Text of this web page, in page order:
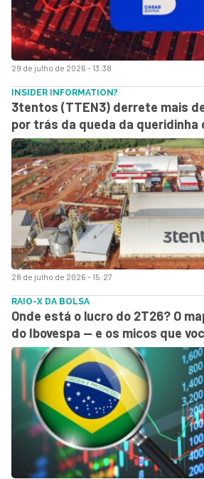
29 de julho de 2026 - 13:38
28 de julho de 2026 - 15:27
INSIDER INFORMATION?
3tentos (TTEN3) derrete mais
por trás da queda da queridinha
RAIO-X DA BOLSA
Onde está o lucro do 2T26? O
do Ibovespa — e os micos que